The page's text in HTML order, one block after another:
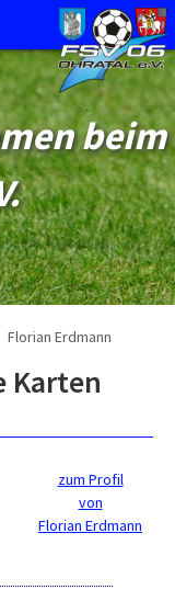
beim
Florian Erdmann
Karten
zum Profil
von
Florian Erdmann